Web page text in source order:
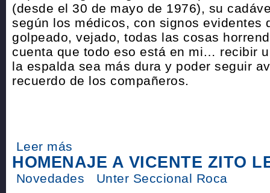
(desde el 30 de mayo de 1976), su
según los médicos, con signos evidentes
golpeado, vejado, todas las cosas
cuenta que todo eso está en mi… recibir
la espalda sea más dura y poder seguir
recuerdo de los compañeros.
Leer más
HOMENAJE A VICENTE ZITO
Novedades
Unter Seccional Roca